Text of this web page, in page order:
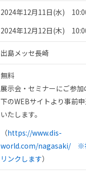
2024年12月11日(水)
2024年12月12日(木)
出島メッセ長崎
無料
展示会・セミナーにご参加
下のWEBサイトより事前
いたします。
（https://www.dis-
world.com/nagasaki/ ※
リンクします）